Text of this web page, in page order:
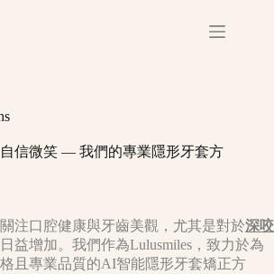
信微笑 — 我們的專業隱形牙套方
注口腔健康與牙齒美觀，尤其是對於深咬
益增加。我們作為Lulusmiles，致力於為
且專業品質的AI智能隱形牙套矯正方